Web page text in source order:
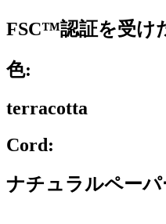
FSC™認証を受け
色:
terracotta
Cord:
ナチュラルペーパ